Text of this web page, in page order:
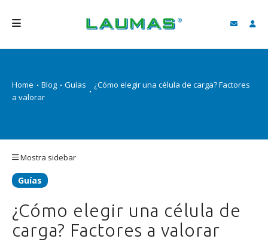
PRODUCTOS
VIDEO
BLOG
NEWS
BUSCAR
Home Blog Guías
¿Cómo elegir una célula de carga? Factores
a valorar
Mostra sidebar
Guías
¿Cómo elegir una célula de
carga? Factores a valorar